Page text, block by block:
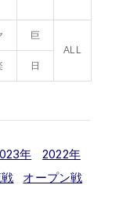
巨
ALL
日
年
2022年
オープン戦